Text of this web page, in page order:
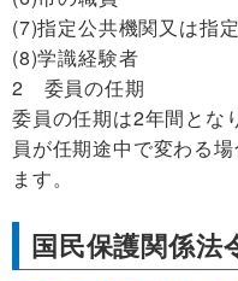
(7)指定公共機関又は指
(8)学識経験者
2 委員の任期
委員の任期は2年間とな
員が任期途中で変わる
ます。
国民保護関係法